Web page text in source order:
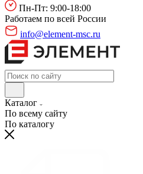
Пн-Пт: 9:00-18:00
Работаем по всей России
info@element-msc.ru
Каталог
По всему сайту
По каталогу